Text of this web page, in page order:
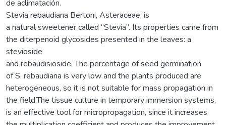
de aclimatación.
Stevia rebaudiana Bertoni, Asteraceae, is
a natural sweetener called “Stevia”. Its properties came from
the diterpenoid glycosides presented in the leaves: a
stevioside
and rebaudisioside. The percentage of seed germination
of S. rebaudiana is very low and the plants produced are
heterogeneous, so it is not suitable for mass propagation in
the field.The tissue culture in temporary immersion systems,
is an effective tool for micropropagation, since it increases